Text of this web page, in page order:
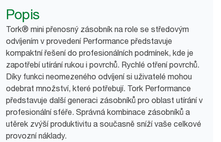
Popis
Tork® mini přenosný zásobník na role se středovým
odvíjením v provedení Performance představuje
kompaktní řešení do profesionálních podmínek, kde je
zapotřebí utírání rukou i povrchů. Rychlé otření povrchů.
Díky funkci neomezeného odvíjení si uživatelé mohou
odebrat množství, které potřebují. Tork Performance
představuje další generaci zásobníků pro oblast utírání v
profesionální sféře. Správná kombinace zásobníků a
utěrek zvýší produktivitu a současně sníží vaše celkové
provozní náklady.